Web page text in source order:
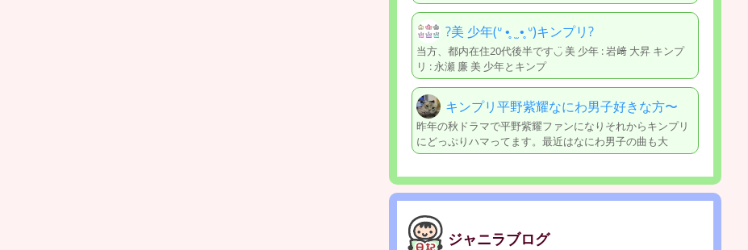
?美 少年(ᐡ •̥ ̫ •̥ ᐡ)キンプリ?
当方、都内在住20代後半です◡̈ 美 少年 : 岩﨑 大昇 キンプ
リ : 永瀬 廉 美 少年とキンプ
キンプリ平野紫耀なにわ男子好きな方〜
昨年の秋ドラマで平野紫耀ファンになりそれからキンプリ
にどっぷりハマってます。最近はなにわ男子の曲も大
ジャニラブログ